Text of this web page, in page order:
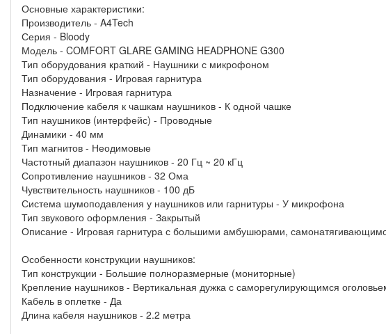
Основные характеристики:
Производитель - A4Tech
Серия - Bloody
Модель - COMFORT GLARE GAMING HEADPHONE G300
Тип оборудования краткий - Наушники с микрофоном
Тип оборудования - Игровая гарнитура
Назначение - Игровая гарнитура
Подключение кабеля к чашкам наушников - К одной чашке
Тип наушников (интерфейс) - Проводные
Динамики - 40 мм
Тип магнитов - Неодимовые
Частотный диапазон наушников - 20 Гц ~ 20 кГц
Сопротивление наушников - 32 Ома
Чувствительность наушников - 100 дБ
Система шумоподавления у наушников или гарнитуры - У микрофона
Тип звукового оформления - Закрытый
Описание - Игровая гарнитура с большими амбушюрами,
Особенности конструкции наушников:
Тип конструкции - Большие полноразмерные (мониторные)
Крепление наушников - Вертикальная дужка с саморегулирующимся
Кабель в оплетке - Да
Длина кабеля наушников - 2.2 метра